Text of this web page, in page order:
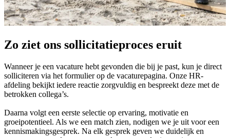
Zo ziet ons sollicitatieproces eruit
Wanneer je een vacature hebt gevonden die bij je past, kun je direct
solliciteren via het formulier op de vacaturepagina. Onze HR-
afdeling bekijkt iedere reactie zorgvuldig en bespreekt deze met de
betrokken collega’s.
Daarna volgt een eerste selectie op ervaring, motivatie en
groeipotentieel. Als we een match zien, nodigen we je uit voor een
kennismakingsgesprek. Na elk gesprek geven we duidelijk en